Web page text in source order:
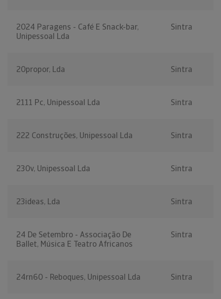
2024 Paragens - Café E Snack-bar,
Unipessoal Lda
Sintra
20propor, Lda Sintra
2111 Pc, Unipessoal Lda Sintra
222 Construções, Unipessoal Lda Sintra
230v, Unipessoal Lda Sintra
23ideas, Lda Sintra
24 De Setembro - Associação De
Ballet, Música E Teatro Africanos
Sintra
24rn60 - Reboques, Unipessoal Lda Sintra